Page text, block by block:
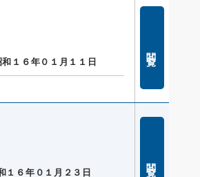
１６年０１月１１日
１６年０１月２３日